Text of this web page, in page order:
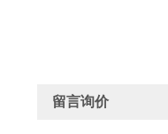
留言询价